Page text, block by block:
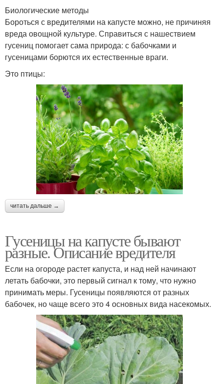
Биологические методы
Бороться с вредителями на капусте можно, не причиняя
вреда овощной культуре. Справиться с нашествием
гусениц помогает сама природа: с бабочками и
гусеницами борются их естественные враги.
Это птицы:
читать дальше →
Гусеницы на капусте бывают
разные. Описание вредителя
Если на огороде растет капуста, и над ней начинают
летать бабочки, это первый сигнал к тому, что нужно
принимать меры. Гусеницы появляются от разных
бабочек, но чаще всего это 4 основных вида насекомых.